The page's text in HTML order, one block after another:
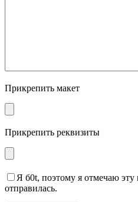
Прикрепить макет
Прикрепить реквизиты
Я б0t, поэтому я отмечаю эту
отправилась.